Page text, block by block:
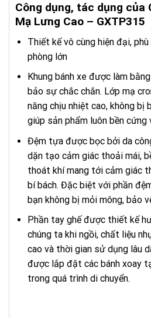
Công dụng, tác dụng của
Mạ Lưng Cao – GXTP315
Thiết kế vô cùng hiện đại,
phòng lớn
Khung bánh xe được làm
bảo sự chắc chắn. Lớp mạ
năng chịu nhiệt cao, không bị
giúp sản phẩm luôn bền cứng
Đệm tựa được bọc bởi da
dặn tạo cảm giác thoải mái,
thoát khí mang tới cảm giác
bí bách. Đặc biệt với phần
bạn không bị mỏi mông, bảo
Phần tay ghế được thiết kế
chúng ta khi ngồi, chất liệu
cao và thời gian sử dụng lâu
được lắp đặt các bánh xoay
trong quá trình di chuyển.